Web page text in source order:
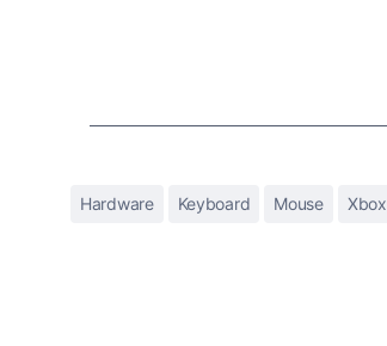
Hardware Keyboard Mouse Xbox